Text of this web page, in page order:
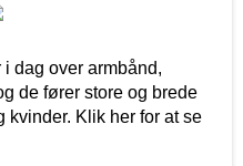
dag over armbånd,
de fører store og brede
Klik her for at se